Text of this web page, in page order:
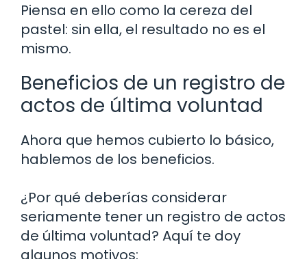
Piensa en ello como la cereza del
pastel: sin ella, el resultado no es el
mismo.
Beneficios de un registro de
actos de última voluntad
Ahora que hemos cubierto lo básico,
hablemos de los beneficios.
¿Por qué deberías considerar
seriamente tener un registro de actos
de última voluntad? Aquí te doy
algunos motivos: